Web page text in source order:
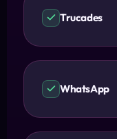
Trucades
WhatsApp